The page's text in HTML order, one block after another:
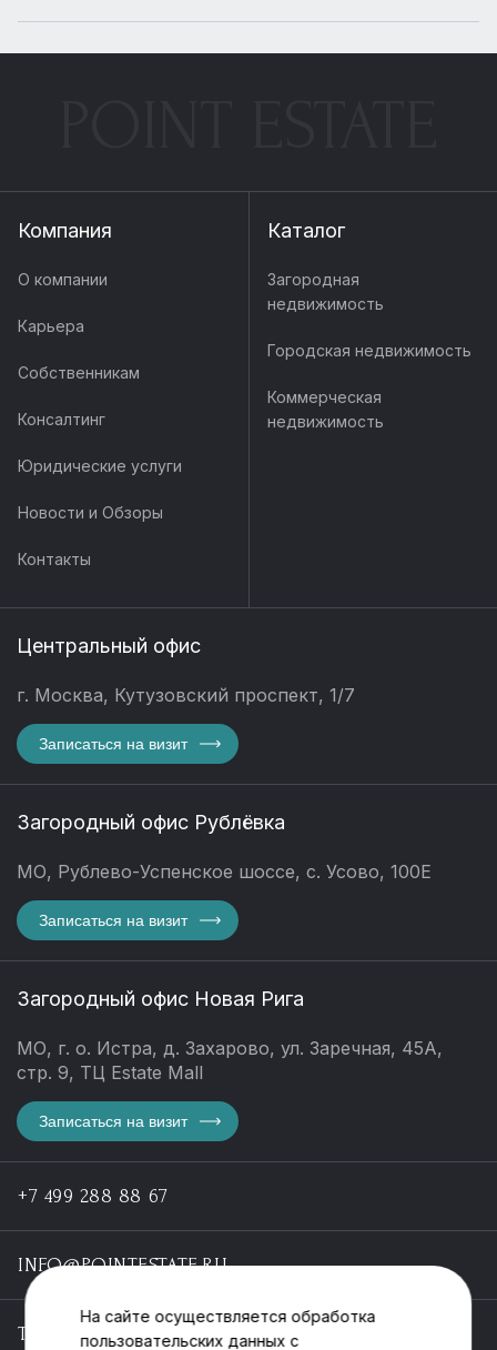
Компания
О компании
Карьера
Собственникам
Консалтинг
Юридические услуги
Новости и Обзоры
Контакты
Каталог
Загородная
недвижимость
Городская недвижимость
Коммерческая
недвижимость
Центральный офис
г. Москва, Кутузовский проспект, 1/7
Записаться на визит
Загородный офис Рублёвка
МО, Рублево-Успенское шоссе, с. Усово, 100Е
Записаться на визит
Загородный офис Новая Рига
МО, г. о. Истра, д. Захарово, ул. Заречная, 45А,
стр. 9, ТЦ Estate Mall
Записаться на визит
+7 499 288 88 67
INFO@POINTESTATE.RU
TELEGRAM
На сайте осуществляется обработка
пользовательских данных с